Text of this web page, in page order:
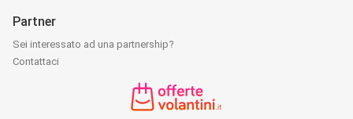
Partner
Sei interessato ad una partnership?
Contattaci